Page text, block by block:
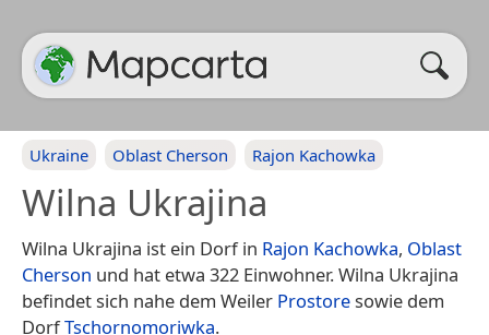
Ukraine Oblast Cherson Rajon Kachowka
Wilna Ukrajina
Wilna Ukrajina ist ein Dorf in Rajon Kachowka, Oblast
Cherson und hat etwa 322 Einwohner. Wilna Ukrajina
befindet sich nahe dem Weiler Prostoresowie dem
DorfTschornomoriwka.